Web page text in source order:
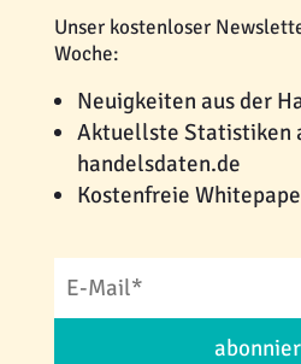
Unser kostenloser
Woche:
Neuigkeiten aus der
Aktuellste Statistiken
handelsdaten.de
Kostenfreie